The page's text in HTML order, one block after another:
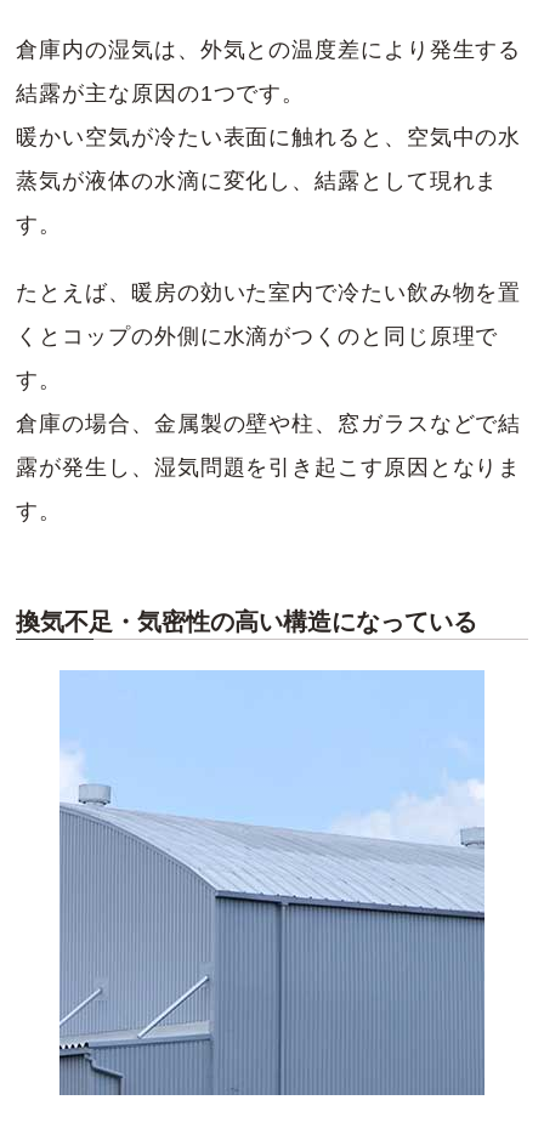
倉庫内の湿気は、外気との温度差により発生する
結露が主な原因の1つです。
暖かい空気が冷たい表面に触れると、空気中の水
蒸気が液体の水滴に変化し、結露として現れま
す。
たとえば、暖房の効いた室内で冷たい飲み物を置
くとコップの外側に水滴がつくのと同じ原理で
す。
倉庫の場合、金属製の壁や柱、窓ガラスなどで結
露が発生し、湿気問題を引き起こす原因となりま
す。
換気不足・気密性の高い構造になっている